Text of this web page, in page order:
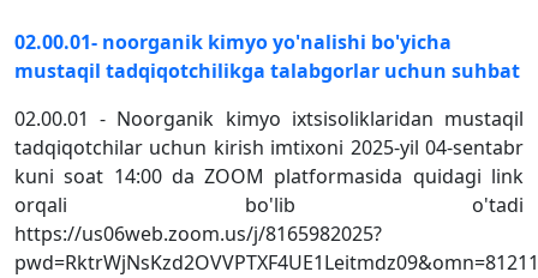
02.00.01- noorganik kimyo yo'nalishi bo'yicha
mustaqil tadqiqotchilikga talabgorlar uchun suhbat
02.00.01 - Noorganik kimyo ixtsisoliklaridan mustaqil
tadqiqotchilar uchun kirish imtixoni 2025-yil 04-sentabr
kuni soat 14:00 da ZOOM platformasida quidagi link
orqali bo'lib o'tadi
https://us06web.zoom.us/j/8165982025?